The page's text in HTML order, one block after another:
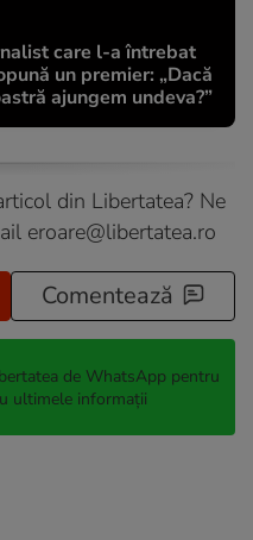
care l-a întrebat
un premier: „Dacă
ajungem undeva?”
din Libertatea? Ne
eroare@libertatea.ro
Comentează
de WhatsApp pentru
ultimele informații